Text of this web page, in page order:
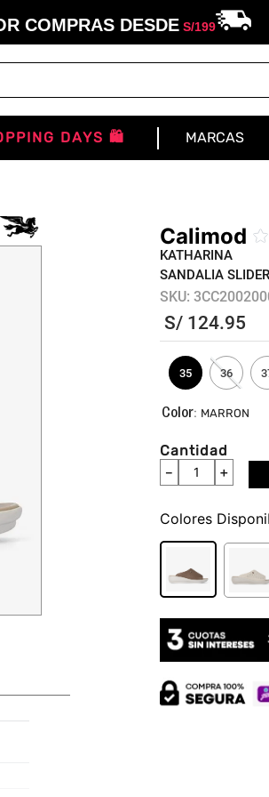
COMPRAS DESDES/199
DAYS 🛍️ MARCAS
Calimod ☆
KATHARINA
SANDALIA
SKU:
S/ 124.95
35 36
: MARRON
Cantidad
＋
－
Colores